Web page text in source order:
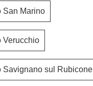
San Marino
Verucchio
Savignano sul Rubicone